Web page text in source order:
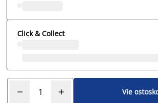
Click & Collect
Vie